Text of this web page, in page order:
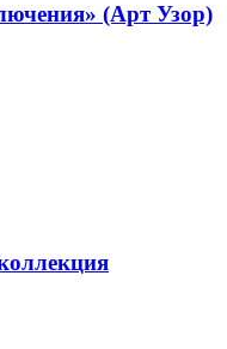
(Арт Узор)